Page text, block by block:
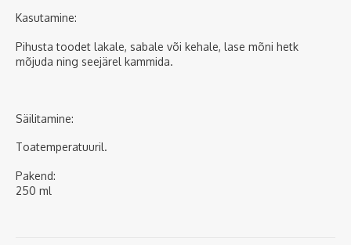
Kasutamine:
Pihusta toodet lakale, sabale või kehale, lase mõni hetk
mõjuda ning seejärel kammida.
Säilitamine:
Toatemperatuuril.
Pakend:
250 ml